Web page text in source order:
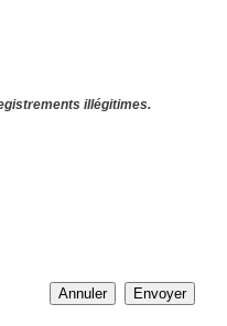
illégitimes.